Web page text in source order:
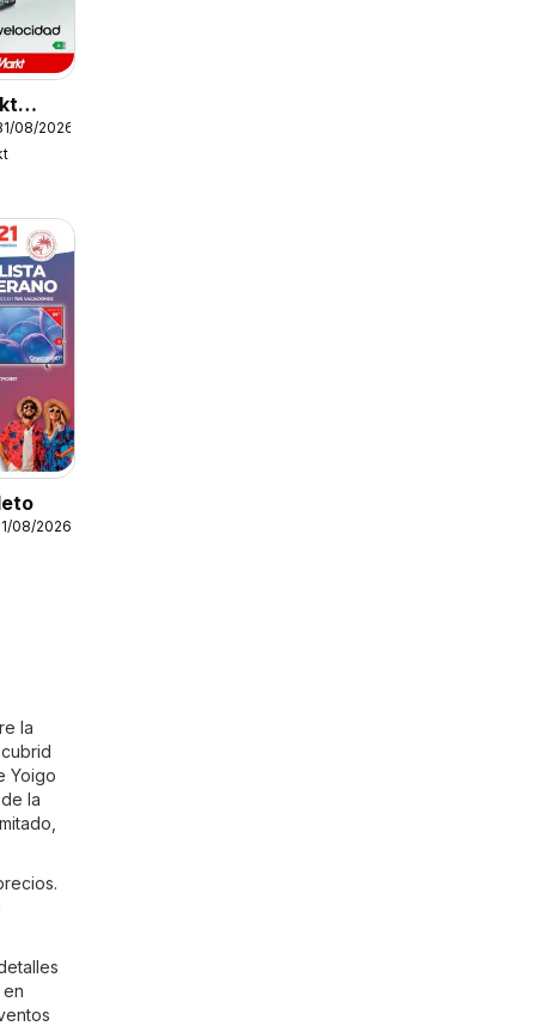
08/2026
08/2026
la
Yoigo
la